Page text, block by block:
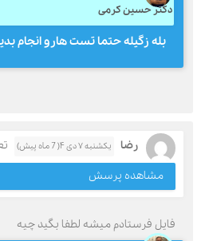
دکتر حسین کرمی
بله زگیله حتما تست هارو انجام
رضا یکشنبه ۷ دی ۴( 7 ماه پیش)
مشاهده پرسش
فایل فرستادم میشه لطفا بگید چیه